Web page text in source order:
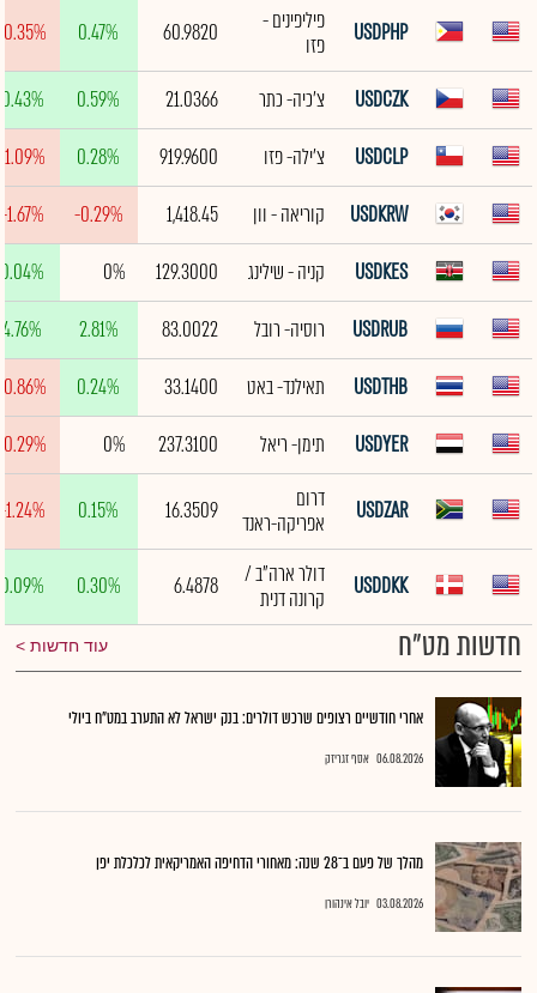
USDPHP
פיליפינים -
פזו
60.9820
0.47%
USDCZK צ'כיה- כתר 21.0366
0.59%
0.43%
USDCLP
צ'ילה- פזו 919.9600
0.28%
-1.09%
USDKRW
קוריאה - וון 1,418.45
-0.29%
-1.67%
USDKES
קניה - שילינג 129.3000
0%
0.04%
USDRUB
רוסיה- רובל 83.0022
2.81%
4.76%
USDTHB
תאילנד- באט 33.1400
0.24%
USDYER
תימן- ריאל 237.3100
0%
USDZAR
דרום
אפריקה-ראנד
16.3509
0.15%
-1.24%
USDDKK
דולר ארה"ב /
קרונה דנית
6.4878
0.30%
0.09%
חדשות מט"ח עוד חדשות
אחרי חודשיים רצופים שרכש דולרים: בנק ישראל לא התערב במט"ח ביולי
06.08.2026 אסף זגריזק
מהלך של פעם ב־28 שנה: מאחורי הדחיפה האמריקאית לכלכלת יפן
03.08.2026 יובל אינהורן